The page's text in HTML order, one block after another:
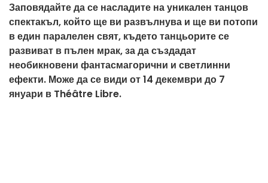
Заповядайте да се насладите на уникален танцов
спектакъл, който ще ви развълнува и ще ви потопи
в един паралелен свят, където танцьорите се
развиват в пълен мрак, за да създадат
необикновени фантасмагорични и светлинни
ефекти. Може да се види от 14 декември до 7
януари в Théâtre Libre.